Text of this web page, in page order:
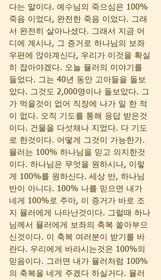
다는 말이다. 예수님의 죽으심은 100%
죽음 이었다, 완전한 죽음 이었다. 그래
서 완전히 살아나셨다. 그래서 지금 어
디에 계시나, 그 증거로 하나님의 보좌
우편에 앉아계신다, 우리가 이것을 확실
히 잡아야겠다. 오늘 뮬러의 이야기를
들었다. 그는 40년 동안 고아들을 돌보
았다. 그것도 2,000명이나 돌보았다. 그
가 먹을것이 없어 직장에 나가 일 한 적
이 없다. 오직 기도를 통해 응답 받은것
이다. 건물을 다섯채나 지었다. 다 기도
로 한것이다. 어떻게 그것이 가능한가.
뮬러는 100% 하나님을 믿고 의지한것
이다. 하나님은 무엇을 원하시나, 이렇
게 100%를 원하신다. 세상 반, 하나님
반이 아니다. 100% 나를 믿으면 내가
네게 100%로 주마, 이 증거가 바로 조
지 뮬러에게 나타난것이다. 그럴때 하나
님께서 뮬러에게 보좌의 축복 쏱아부으
신것이다. 이 축복 여러분이 받기를 바
란다. 우리에게 바라시는것은 100%의
믿음이다. 그러면 내가 뮬러처럼 100%
의 축복을 네게 주겠다 하실거다. 뮬러